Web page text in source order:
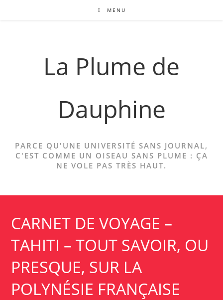
MENU
La Plume de
Dauphine
PARCE QU'UNE UNIVERSITÉ SANS JOURNAL,
C'EST COMME UN OISEAU SANS PLUME : ÇA
NE VOLE PAS TRÈS HAUT.
CARNET DE VOYAGE –
TAHITI – TOUT SAVOIR, OU
PRESQUE, SUR LA
POLYNÉSIE FRANÇAISE